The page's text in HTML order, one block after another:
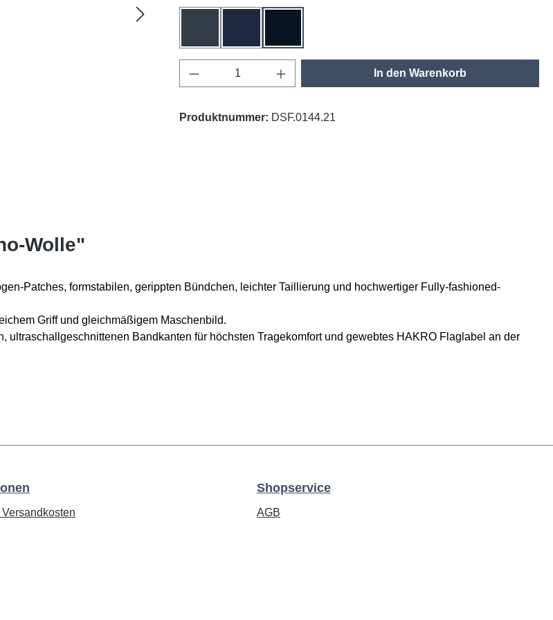
Produkt Anzahl: Gib den gewünschten Wert ein
In den Warenkorb
Produktnummer: DSF.0144.21
Wolle"
Patches, formstabilen, gerippten Bündchen, leichter Taillierung und hochwertiger Fully-fashioned-
Griff und gleichmäßigem Maschenbild.
Bandkanten für höchsten Tragekomfort und gewebtes HAKRO Flaglabel an der
Versandkosten
Shopservice
AGB